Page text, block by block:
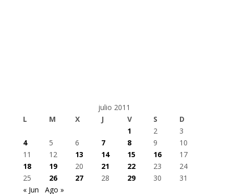
julio 2011
L
M X J V S
D
1
2
3
4
5 6 7 8 9
10
11
12 13 14 15 16
17
18
19 20 21 22 23
24
25
26 27 28 29 30
31
« Jun
Ago »